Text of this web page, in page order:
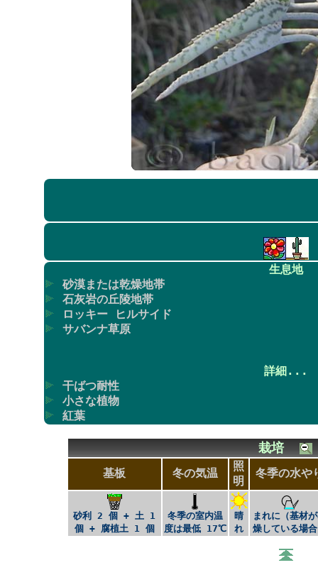
生息地
砂漠または乾燥地帯
石灰岩の丘陵地帯
ロッキー ヒルサイド
サバンナ草原
詳細...
干ばつ耐性
小さな植物
紅葉
栽培
基板 冬の気温
照
明
冬季の水や
砂利 2 個 + 土 1
個 + 腐植土 1 個
冬季の室内温
度は最低 17℃
晴
れ
まれに（基材
燥している場